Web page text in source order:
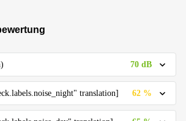
70 dB
translation] 62 %